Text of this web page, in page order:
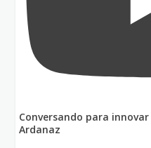
Conversando para
Ardanaz